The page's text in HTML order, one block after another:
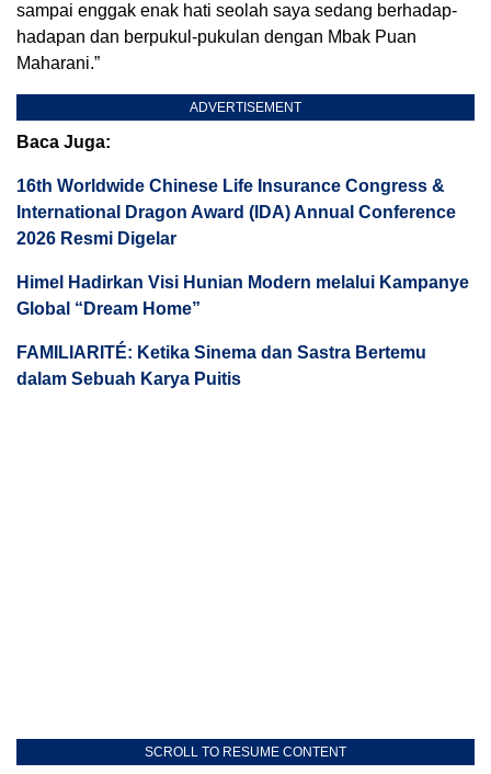
sampai enggak enak hati seolah saya sedang berhadap-
hadapan dan berpukul-pukulan dengan Mbak Puan
Maharani.”
ADVERTISEMENT
Baca Juga:
16th Worldwide Chinese Life Insurance Congress &
International Dragon Award (IDA) Annual Conference
2026 Resmi Digelar
Himel Hadirkan Visi Hunian Modern melalui Kampanye
Global “Dream Home”
FAMILIARITÉ: Ketika Sinema dan Sastra Bertemu
dalam Sebuah Karya Puitis
SCROLL TO RESUME CONTENT